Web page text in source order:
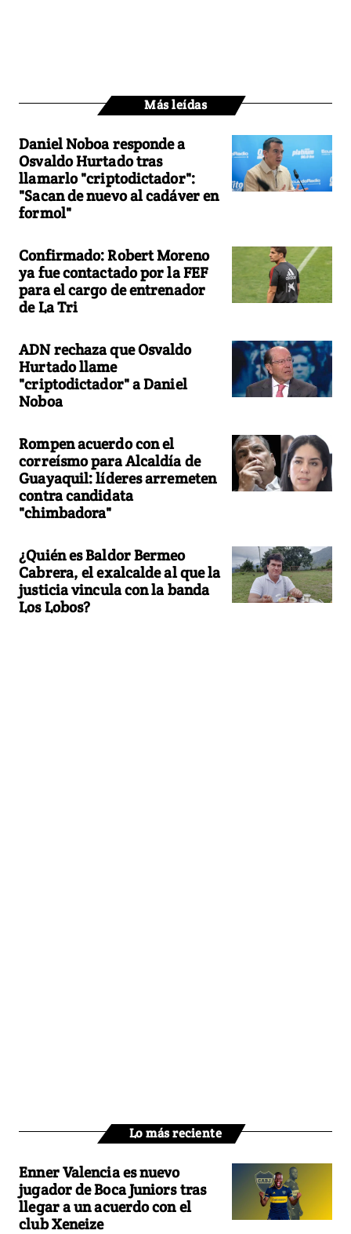
Más leídas
Daniel Noboa responde a
Osvaldo Hurtado tras
llamarlo "criptodictador":
"Sacan de nuevo al cadáver en
formol"
Confirmado: Robert Moreno
ya fue contactado por la FEF
para el cargo de entrenador
de La Tri
ADN rechaza que Osvaldo
Hurtado llame
"criptodictador" a Daniel
Noboa
Rompen acuerdo con el
correísmo para Alcaldía de
Guayaquil: líderes arremeten
contra candidata
"chimbadora"
¿Quién es Baldor Bermeo
Cabrera, el exalcalde al que la
justicia vincula con la banda
Los Lobos?
Lo más reciente
Enner Valencia es nuevo
jugador de Boca Juniors tras
llegar a un acuerdo con el
club Xeneize